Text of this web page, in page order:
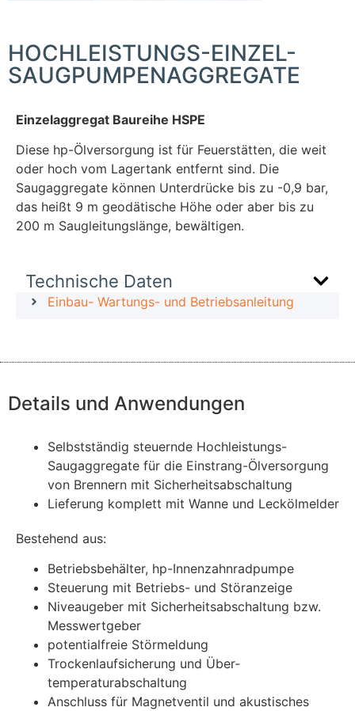
HOCHLEISTUNGS-EINZEL-
SAUGPUMPENAGGREGATE
Einzelaggregat Baureihe HSPE
Diese hp-Ölversorgung ist für Feuerstätten, die weit
oder hoch vom Lagertank entfernt sind. Die
Saugaggregate können Unterdrücke bis zu -0,9 bar,
das heißt 9 m geodätische Höhe oder aber bis zu
200 m Saugleitungslänge, bewältigen.
Technische Daten
Einbau- Wartungs- und Betriebsanleitung
Details und Anwendungen
Selbstständig steuernde Hochleistungs-
Saugaggregate für die Einstrang-Ölversorgung
von Brennern mit Sicherheitsabschaltung
Lieferung komplett mit Wanne und Leckölmelder
Bestehend aus:
Betriebsbehälter, hp-Innenzahnradpumpe
Steuerung mit Betriebs- und Störanzeige
Niveaugeber mit Sicherheitsabschaltung bzw.
Messwertgeber
potentialfreie Störmeldung
Trockenlaufsicherung und Über­
temperaturabschaltung
Anschluss für Magnetventil und akustisches